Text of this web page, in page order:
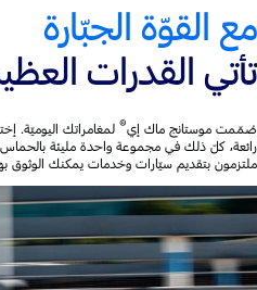
مع القوّة الجبّارة
تأتي القدرات
صُمّمت موستانج ماك إي® لمغامراتك اليوميّة.
رائعة، كلّ ذلك في مجموعة واحدة مليئة بالحماس.
ملتزمون بتقديم سيّارات وخدمات يمكنك الوثوق